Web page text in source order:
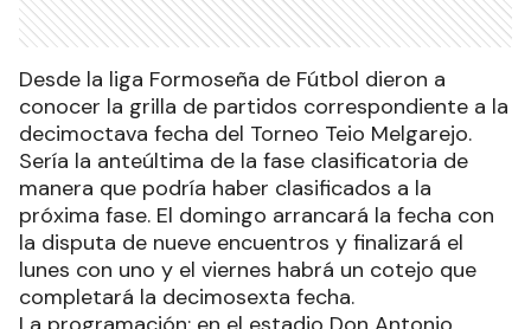
Desde la liga Formoseña de Fútbol dieron a
conocer la grilla de partidos correspondiente a la
decimoctava fecha del Torneo Teio Melgarejo.
Sería la anteúltima de la fase clasificatoria de
manera que podría haber clasificados a la
próxima fase. El domingo arrancará la fecha con
la disputa de nueve encuentros y finalizará el
lunes con uno y el viernes habrá un cotejo que
completará la decimosexta fecha.